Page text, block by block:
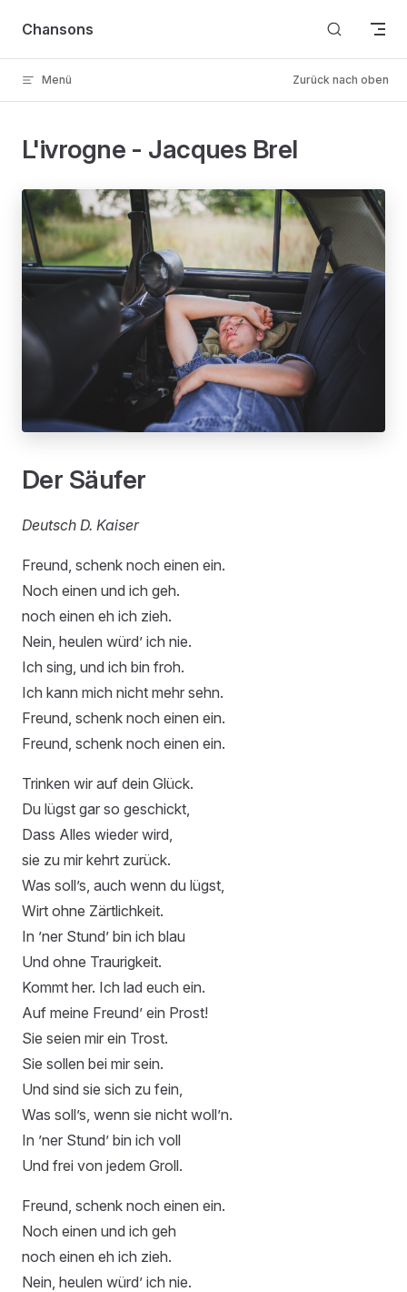
Skip to content
Chansons
Menü Zurück nach oben
L'ivrogne - Jacques Brel
Der Säufer
Deutsch D. Kaiser
Freund, schenk noch einen ein.
Noch einen und ich geh.
noch einen eh ich zieh.
Nein, heulen würd’ ich nie.
Ich sing, und ich bin froh.
Ich kann mich nicht mehr sehn.
Freund, schenk noch einen ein.
Freund, schenk noch einen ein.
Trinken wir auf dein Glück.
Du lügst gar so geschickt,
Dass Alles wieder wird,
sie zu mir kehrt zurück.
Was soll’s, auch wenn du lügst,
Wirt ohne Zärtlichkeit.
In ’ner Stund’ bin ich blau
Und ohne Traurigkeit.
Kommt her. Ich lad euch ein.
Auf meine Freund’ ein Prost!
Sie seien mir ein Trost.
Sie sollen bei mir sein.
Und sind sie sich zu fein,
Was soll’s, wenn sie nicht woll’n.
In ’ner Stund’ bin ich voll
Und frei von jedem Groll.
Freund, schenk noch einen ein.
Noch einen und ich geh
noch einen eh ich zieh.
Nein, heulen würd’ ich nie.